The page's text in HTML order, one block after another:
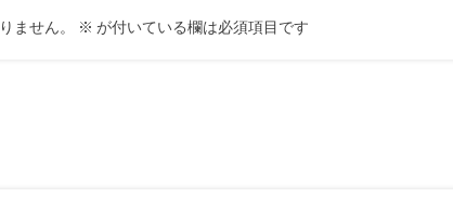
ません。 ※ が付いている欄は必須項目です